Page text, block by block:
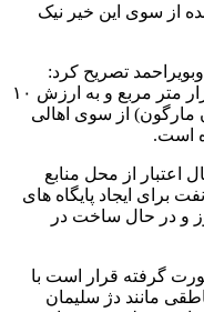
از سوی این خیر نیک
تصریح کرد:
همچنین یک قطعه زمین به مساحت ۲ هزار متر مربع و به ارزش ۱۰
مارگون) از سوی اهالی
است.
میلیارد ریال اعتبار از محل منابع
برای ایجاد پایگاه های
و در حال ساخت در
گرفته قرار است با
مانند دژ سلیمان